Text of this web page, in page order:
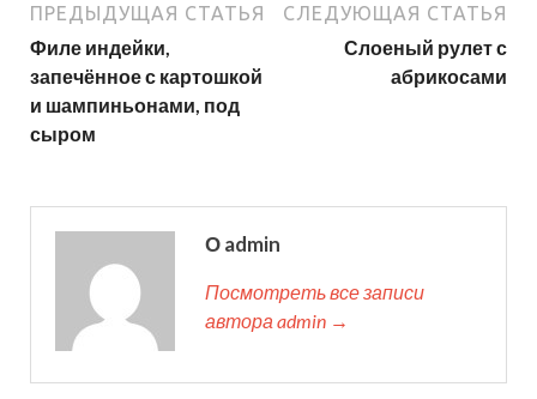
ПРЕДЫДУЩАЯ СТАТЬЯ
Филе индейки,
запечённое с картошкой
и шампиньонами, под
сыром
СЛЕДУЮЩАЯ СТАТЬЯ
Слоеный рулет с
абрикосами
О admin
Посмотреть все записи
автора admin →